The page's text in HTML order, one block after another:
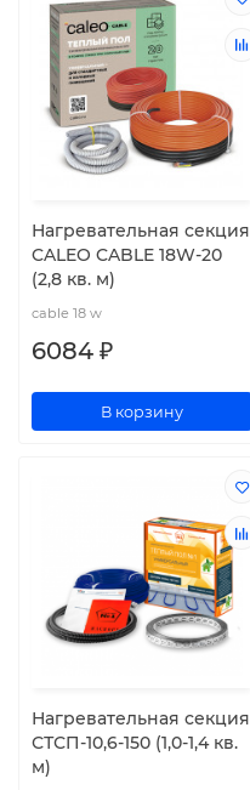
Нагревательная секция
CALEO CABLE 18W-20
(2,8 кв. м)
cable 18 w
6084 ₽
В корзину
Нагревательная секция
СТСП-10,6-150 (1,0-1,4 кв.
м)